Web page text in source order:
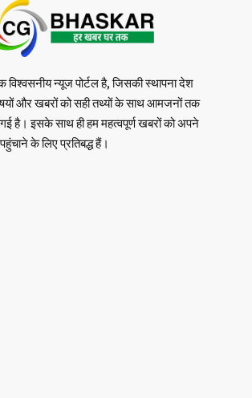
न्यूज पोर्टल है, जिसकी स्थापना देश
और खबरों को सही तथ्यों के साथ आमजनों तक
है। इसके साथ ही हम महत्वपूर्ण खबरों को अपने
के लिए प्रतिबद्ध हैं।